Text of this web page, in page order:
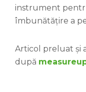
instrument
îmbunătățire a
Articol preluat și
după